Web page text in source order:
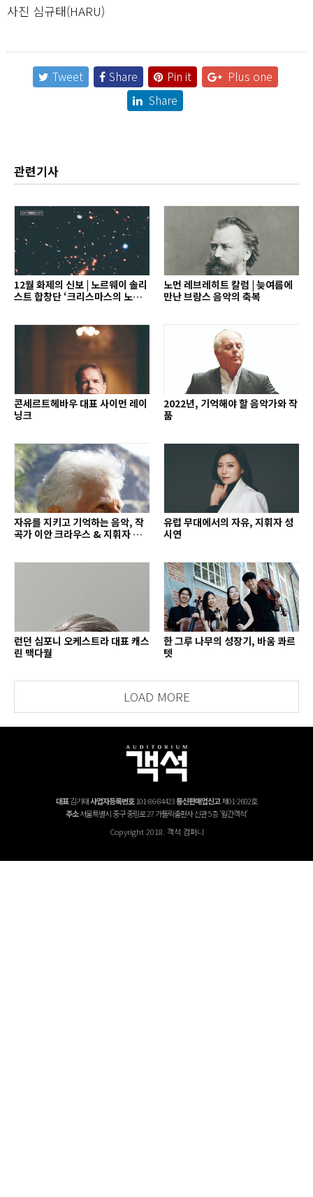
사진 심규태(HARU)
Tweet Share Pin it
Plus one
Share
관련기사
12월 화제의 신보 | 노르웨이 솔리
스트 합창단 ‘크리스마스의 노래’
노먼 레브레히트 칼럼 | 늦여름에
만난 브람스 음악의 축복
콘세르트헤바우 대표 사이먼 레이
닝크
2022년, 기억해야 할 음악가와 작
품
자유를 지키고 기억하는 음악, 작
곡가 이안 크라우스 & 지휘자 배
유럽 무대에서의 자유, 지휘자 성
시연
런던 심포니 오케스트라 대표 캐스
린 맥다월
한 그루 나무의 성장기, 바움 콰르
텟
LOAD MORE
대표김기태사업자등록번호101-86-84423통신판매업신고제01-2602호
주소서울특별시 중구 중림로 27 가톨릭출판사 신관 5층 '월간객석'
Copyright 2018. 객석 컴퍼니